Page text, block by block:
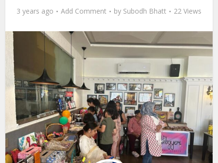
3 years ago Add Comment by Subodh Bhatt 22 Views